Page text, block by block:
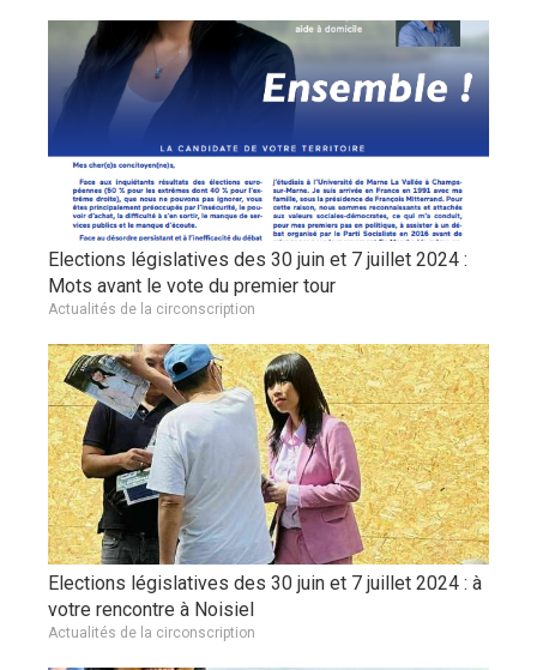
Elections législatives des 30 juin et 7 juillet 2024 :
Mots avant le vote du premier tour
Actualités de la circonscription
Elections législatives des 30 juin et 7 juillet 2024 : à
votre rencontre à Noisiel
Actualités de la circonscription